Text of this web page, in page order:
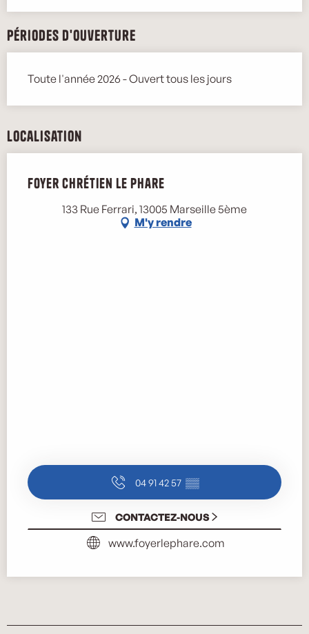
Périodes d'ouverture
Toute l'année 2026 - Ouvert tous les jours
Localisation
Foyer chrétien le Phare
133 Rue Ferrari, 13005 Marseille 5ème
M'y rendre
04 91 42 57 ▒▒
CONTACTEZ-NOUS
www.foyerlephare.com